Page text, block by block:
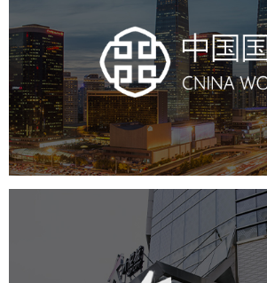
中国国贸
房地产 商业地产 地产网站建设
网站建设
电商网站
中粮·大悦城